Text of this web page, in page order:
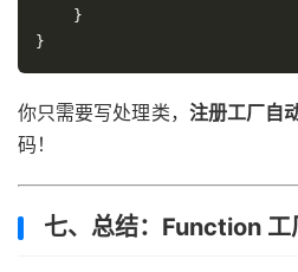
}
}
你只需要写处理类， 注册工厂自
码！
七、总结：Function 工